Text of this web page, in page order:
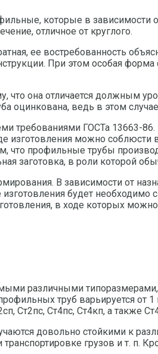
которые в зависимости
отличное от круглого.
ее востребованность
При этом особая форма
что она отличается должным
оцинкована, ведь в этом
требованиями ГОСТа 13663-
изготовления можно соблюсти
что профильные трубы
заготовка, в роли которой
В зависимости от
будет необходимо
в ходе которых можно
различными
труб варьируется от
Ст2пс, Ст4пс, Ст4кп, а также
довольно стойкими к
грузов и т. п.